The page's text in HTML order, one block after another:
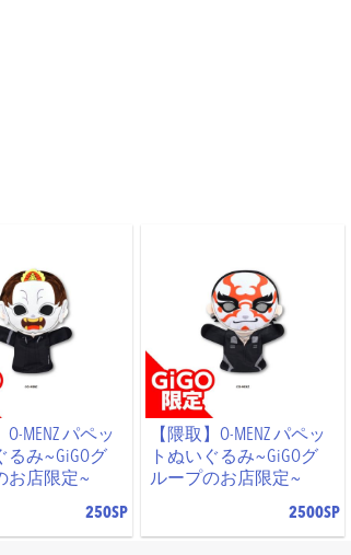
O-MENZ パペッ
るみ~GiGOグ
お店限定~
250SP
【隈取】O-MENZ パペッ
トぬいぐるみ~GiGOグ
ループのお店限定~
2500SP